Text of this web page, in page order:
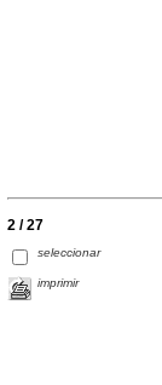
2 / 27
seleccionar
imprimir